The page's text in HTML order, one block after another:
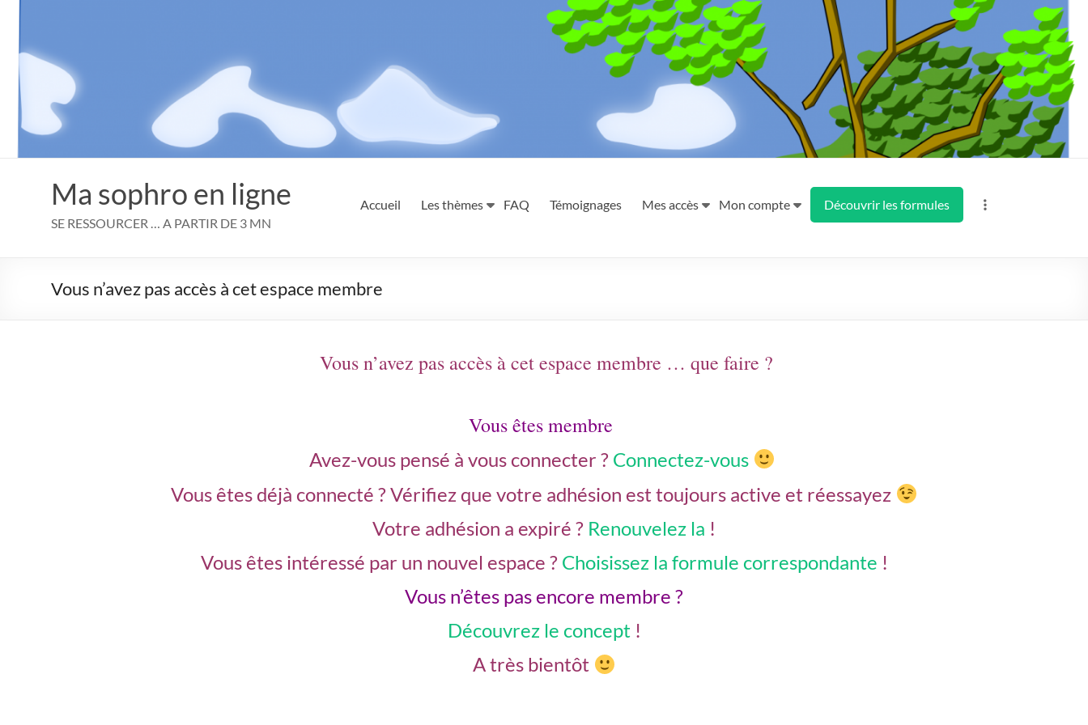
Ma sophro en ligne
SE RESSOURCER … A PARTIR DE 3 MN
Accueil Les thèmes FAQ Témoignages Mes accès Mon compte Découvrir les formules
Vous n’avez pas accès à cet espace membre
Vous n’avez pas accès à cet espace membre … que faire ?
Vous êtes membre
Avez-vous pensé à vous connecter ? Connectez-vous
Vous êtes déjà connecté ? Vérifiez que votre adhésion est toujours active et réessayez
Votre adhésion a expiré ? Renouvelez la !
Vous êtes intéressé par un nouvel espace ? Choisissez la formule correspondante !
Vous n’êtes pas encore membre ?
Découvrez le concept !
A très bientôt